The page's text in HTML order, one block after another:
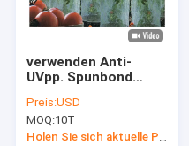
verwenden Anti-
UVpp. Spunbond
Material-Gewebe
20g/㎡ für
Agrarprodukte
Preis:USD
MOQ:10T
Holen Sie sich aktuelle Preis